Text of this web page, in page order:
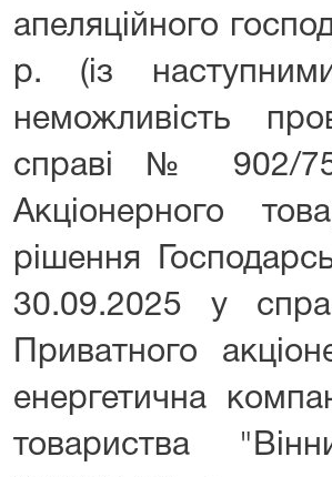
апеляційного
р. (із
неможливість
справі № 902/
Акціонерного
рішення
30.09.2025 у
Приватного
енергетична
товариства